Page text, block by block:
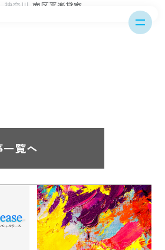
神奈川 南区平楽貸家
一覧へ